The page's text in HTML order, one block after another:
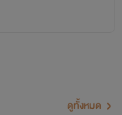
รท์ในเพจได้นะค่ะ
ดูทั้งหมด